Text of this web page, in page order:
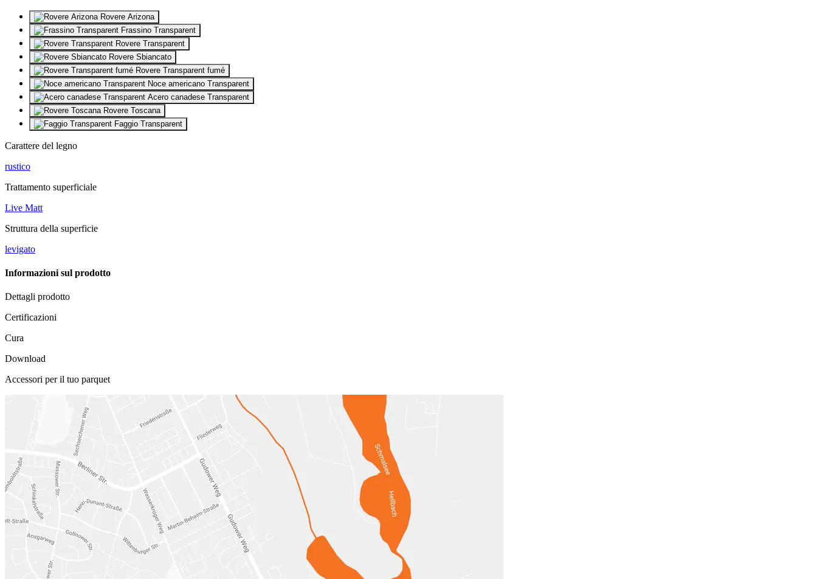
Rovere Arizona
Frassino Transparent
Rovere Transparent
Rovere Sbiancato
Rovere Transparent fumé
Noce americano Transparent
Acero canadese Transparent
Rovere Toscana
Faggio Transparent
Carattere del legno
rustico
Trattamento superficiale
Live Matt
Struttura della superficie
levigato
Informazioni sul prodotto
Dettagli prodotto
Certificazioni
Cura
Download
Accessori per il tuo parquet